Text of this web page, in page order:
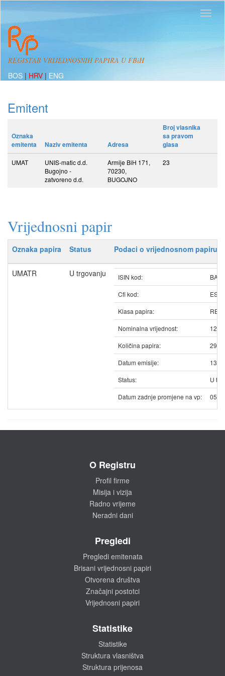
REGISTAR VRIJEDNOSNIH PAPIRA U FBiH
BOS | HRV | ENG
Emitent
Oznaka
emitenta
Naziv emitenta Adresa
Broj vlasnika
sa pravom
glasa
UMAT
UNIS-matic d.d.
Bugojno -
zatvoreno d.d.
Armije BiH 171,
70230,
BUGOJNO
23
Vrijednosni papir
Oznaka papira Status Podaci o vrijednosnom papiru
UMATR U trgovanju ISIN kod:
Cfi kod:
Klasa papira:
Nominalna vrijednost:
12.50
Količina papira:
Datum emisije:
Status:
U
Datum zadnje promjene na vp:
O Registru
Profil firme
Misija i vizija
Radno vrijeme
Neradni dani
Pregledi
Pregledi emitenata
Brisani vrijednosni papiri
Otvorena društva
Značajni postotci
Vrijednosni papiri
Statistike
Statistike
Struktura vlasništva
Struktura prijenosa